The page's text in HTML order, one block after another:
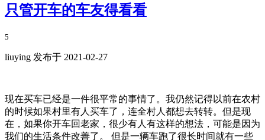
只管开车的车友得看看
5
liuying 发布于 2021-02-27
现在买车已经是一件很平常的事情了。我仍然记得以前在农村
的时候如果村里有人买车了，连全村人都想去转转。但是现
在，如果你开车回老家，很少有人有这样的想法，可能是因为
我们的生活条件改善了。 但是一辆车跑了很长时间就有一些